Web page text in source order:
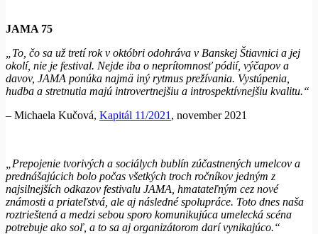
JAMA 75
„To, čo sa už tretí rok v októbri odohráva v Banskej Štiavnici a jej
okolí, nie je festival. Nejde iba o neprítomnosť pódií, výčapov a
davov, JAMA ponúka najmä iný rytmus prežívania. Vystúpenia,
hudba a stretnutia majú introvertnejšiu a introspektívnejšiu kvalitu.“
– Michaela Kučová, Kapitál 11/2021 , november 2021
„Prepojenie tvorivých a sociálych bublín zúčastnených umelcov a
prednášajúcich bolo počas všetkých troch ročníkov jedným z
najsilnejších odkazov festivalu JAMA, hmatateľným cez nové
známosti a priateľstvá, ale aj následné spolupráce. Toto dnes naša
roztrieštená a medzi sebou sporo komunikujúca umelecká scéna
potrebuje ako soľ, a to sa aj organizátorom darí vynikajúco.“